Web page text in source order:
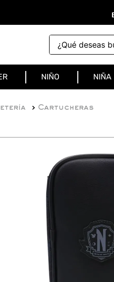
¿Qué deseas
NIÑO NIÑA
Cartucheras